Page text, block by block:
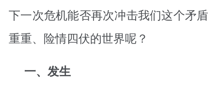
下一次危机能否再次冲击我们这个矛盾
重重、险情四伏的世界呢？
一、发生